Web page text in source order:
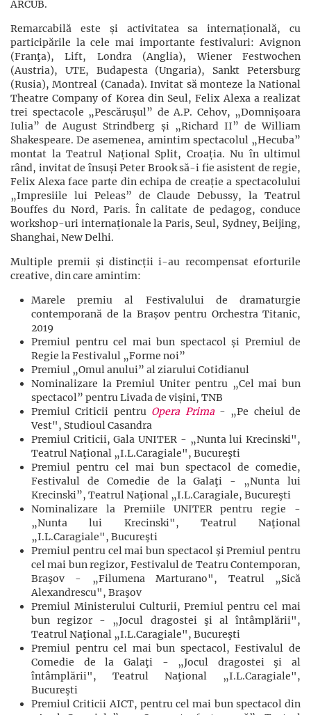
ARCUB.
Remarcabilă este și activitatea sa internațională, cu
participările la cele mai importante festivaluri: Avignon
(Franţa), Lift, Londra (Anglia), Wiener Festwochen
(Austria), UTE, Budapesta (Ungaria), Sankt Petersburg
(Rusia), Montreal (Canada). Invitat să monteze la National
Theatre Company of Korea din Seul, Felix Alexa a realizat
trei spectacole „Pescărușul” de A.P. Cehov, „Domnișoara
Iulia” de August Strindberg și „Richard II” de William
Shakespeare. De asemenea, amintim spectacolul „Hecuba”
montat la Teatrul Național Split, Croația. Nu în ultimul
rând, invitat de însuși Peter Brook să-i fie asistent de regie,
Felix Alexa face parte din echipa de creație a spectacolului
„Impresiile lui Peleas” de Claude Debussy, la Teatrul
Bouffes du Nord, Paris. În calitate de pedagog, conduce
workshop-uri internaționale la Paris, Seul, Sydney, Beijing,
Shanghai, New Delhi.
Multiple premii și distincții i-au recompensat eforturile
creative, din care amintim:
Marele premiu al Festivalului de dramaturgie
contemporană de la Brașov pentru Orchestra Titanic,
2019
Premiul pentru cel mai bun spectacol și Premiul de
Regie la Festivalul „Forme noi”
Premiul „Omul anului” al ziarului Cotidianul
Nominalizare la Premiul Uniter pentru „Cel mai bun
spectacol” pentru Livada de vișini, TNB
Premiul Criticii pentru Opera Prima- „Pe cheiul de
Vest", Studioul Casandra
Premiul Criticii, Gala UNITER - „Nunta lui Krecinski",
Teatrul Naţional „I.L.Caragiale", Bucureşti
Premiul pentru cel mai bun spectacol de comedie,
Festivalul de Comedie de la Galaţi - „Nunta lui
Krecinski”, Teatrul Naţional „I.L.Caragiale, Bucureşti
Nominalizare la Premiile UNITER pentru regie -
„Nunta lui Krecinski", Teatrul Naţional
„I.L.Caragiale", Bucureşti
Premiul pentru cel mai bun spectacol şi Premiul pentru
cel mai bun regizor, Festivalul de Teatru Contemporan,
Braşov - „Filumena Marturano", Teatrul „Sică
Alexandrescu", Braşov
Premiul Ministerului Culturii, Premiul pentru cel mai
bun regizor - „Jocul dragostei şi al întâmplării",
Teatrul Naţional „I.L.Caragiale", Bucureşti
Premiul pentru cel mai bun spectacol, Festivalul de
Comedie de la Galaţi - „Jocul dragostei şi al
întâmplării", Teatrul Naţional „I.L.Caragiale",
Bucureşti
Premiul Criticii AICT, pentru cel mai bun spectacol din